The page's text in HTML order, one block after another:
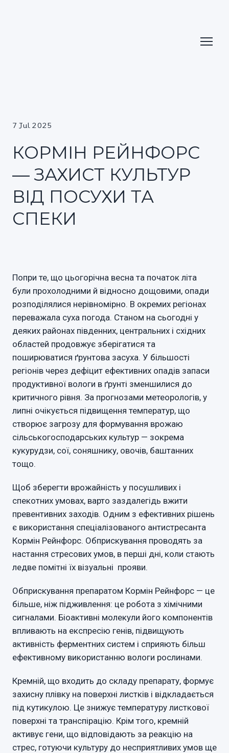
7 Jul 2025
КОРМІН РЕЙНФОРС
— ЗАХИСТ КУЛЬТУР
ВІД ПОСУХИ ТА
СПЕКИ
Попри те, що цьогорічна весна та початок літа
були прохолодними й відносно дощовими, опади
розподілялися нерівномірно. В окремих регіонах
переважала суха погода. Станом на сьогодні у
деяких районах південних, центральних і східних
областей продовжує зберігатися та
поширюватися ґрунтова засуха. У більшості
регіонів через дефіцит ефективних опадів запаси
продуктивної вологи в ґрунті зменшилися до
критичного рівня. За прогнозами метеорологів, у
липні очікується підвищення температур, що
створює загрозу для формування врожаю
сільськогосподарських культур — зокрема
кукурудзи, сої, соняшнику, овочів, баштанних
тощо.
Щоб зберегти врожайність у посушливих і
спекотних умовах, варто заздалегідь вжити
превентивних заходів. Одним з ефективних рішень
є використання спеціалізованого антистресанта
Кормін Рейнфорс. Обприскування проводять за
настання стресових умов, в перші дні, коли стають
ледве помітні їх візуальні прояви.
Обприскування препаратом Кормін Рейнфорс — це
більше, ніж підживлення: це робота з хімічними
сигналами. Біоактивні молекули його компонентів
впливають на експресію генів, підвищують
активність ферментних систем і сприяють більш
ефективному використанню вологи рослинами.
Кремній, що входить до складу препарату, формує
захисну плівку на поверхні листків і відкладається
під кутикулою. Це знижує температуру листкової
поверхні та транспірацію. Крім того, кремній
активує гени, що відповідають за реакцію на
стрес, готуючи культуру до несприятливих умов ще